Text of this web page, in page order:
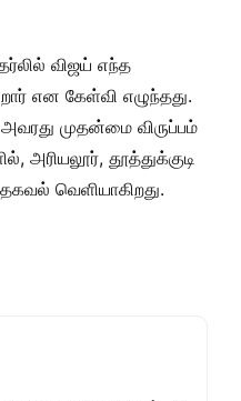
விஜய் எந்த
என கேள்வி எழுந்தது.
முதன்மை விருப்பம்
அரியலூர், தூத்துக்குடி
வெளியாகிறது.